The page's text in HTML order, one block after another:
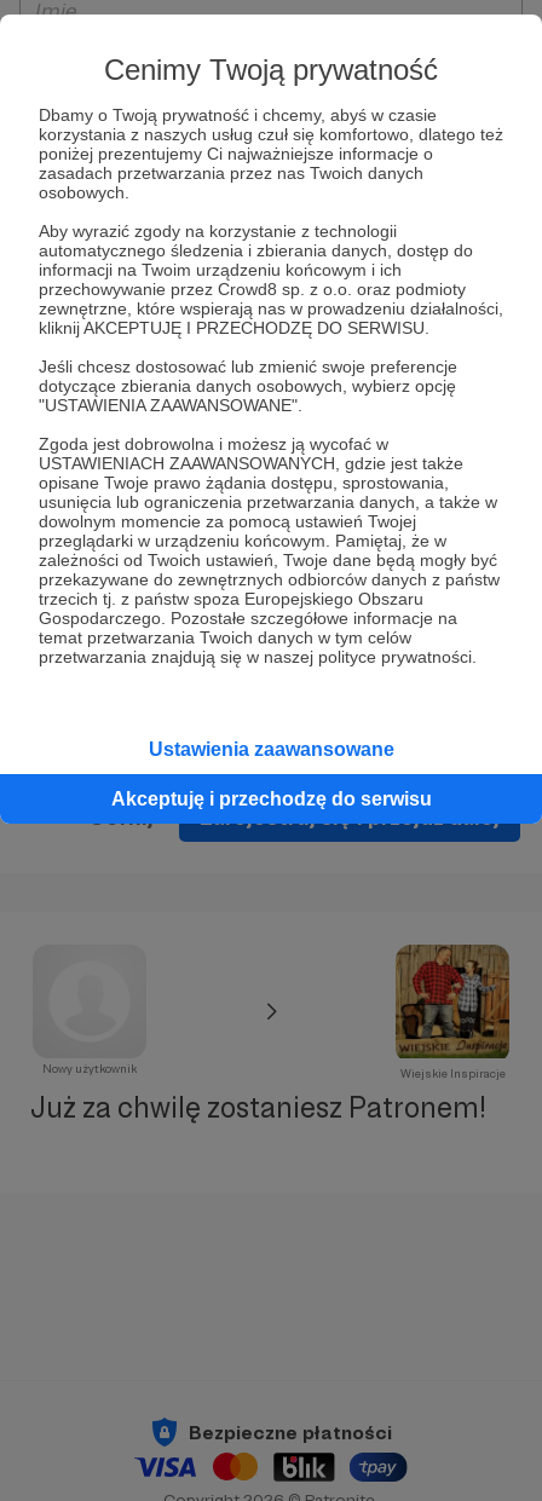
Cenimy Twoją prywatność
Dbamy o Twoją prywatność i chcemy, abyś w czasie
korzystania z naszych usług czuł się komfortowo, dlatego też
poniżej prezentujemy Ci najważniejsze informacje o
zasadach przetwarzania przez nas Twoich danych
osobowych.
Aby wyrazić zgody na korzystanie z technologii
automatycznego śledzenia i zbierania danych, dostęp do
informacji na Twoim urządzeniu końcowym i ich
przechowywanie przez Crowd8 sp. z o.o. oraz podmioty
zewnętrzne, które wspierają nas w prowadzeniu działalności,
kliknij AKCEPTUJĘ I PRZECHODZĘ DO SERWISU.
Jeśli chcesz dostosować lub zmienić swoje preferencje
dotyczące zbierania danych osobowych, wybierz opcję
"USTAWIENIA ZAAWANSOWANE".
Zgoda jest dobrowolna i możesz ją wycofać w
USTAWIENIACH ZAAWANSOWANYCH, gdzie jest także
opisane Twoje prawo żądania dostępu, sprostowania,
usunięcia lub ograniczenia przetwarzania danych, a także w
dowolnym momencie za pomocą ustawień Twojej
przeglądarki w urządzeniu końcowym. Pamiętaj, że w
zależności od Twoich ustawień, Twoje dane będą mogły być
przekazywane do zewnętrznych odbiorców danych z państw
trzecich tj. z państw spoza Europejskiego Obszaru
Gospodarczego. Pozostałe szczegółowe informacje na
temat przetwarzania Twoich danych w tym celów
przetwarzania znajdują się w naszej polityce prywatności.
Ustawienia zaawansowane
Akceptuję i przechodzę do serwisu
otrzymywania wsparcia na naszej platformie oraz
wyrażenia sprzeciwu wobec przetwarzania Twoich danych
osobowych. Rejestracja dla osób niepełnoletnich możliwa
jest po przekazaniu podpisanego formularza "Zgodna na
założenie konta przez osobę niepełnoletnią", formularz
dostępny jest na stronie regulaminu Patronite.pl.
* Zapoznałem się i akceptujęRegulaminserwisu oraz
* Wyrażam zgodę na przetwarzanie moich danych
osobowych podanych w formularzu rejestracyjnym w celu
prawidłowego świadczenia usług serwisu Patronite.
Wyrażam zgodę na otrzymywanie drogą elektroniczną
informacji handlowych - newslettera. Opcja ta może zostać
zmieniona w ustawieniach konta.
Zarejestruj się i przejdź dalej
Nowy użytkownik Wiejskie Inspiracje
Już za chwilę zostaniesz Patronem!
Bezpieczne płatności